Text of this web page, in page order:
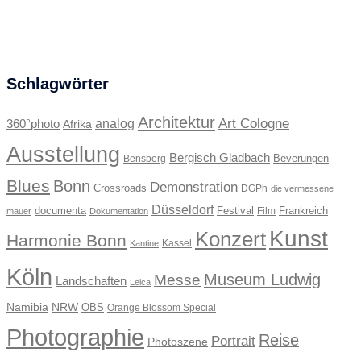
Schlagwörter
360°photo Afrika analog Architektur Art Cologne
Ausstellung Bensberg Bergisch Gladbach Beverungen
Blues Bonn Crossroads Demonstration DGPh die vermessene
mauer documenta Dokumentation Düsseldorf Festival Film Frankreich
Harmonie Bonn Kantine Kassel Konzert Kunst
Köln Landschaften Leica Messe Museum Ludwig
Namibia NRW OBS Orange Blossom Special
Photographie Photoszene Portrait Reise